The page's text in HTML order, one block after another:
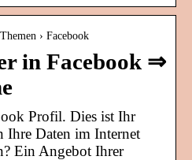
› Facebook
in Facebook ⇒
Profil. Dies ist Ihr
Ihre Daten im Internet
Ein Angebot Ihrer